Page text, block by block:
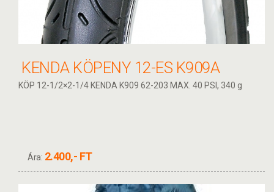
KENDA KÖPENY 12-ES K909A
KÖP 12-1/2×2-1/4 KENDA K909 62-203 MAX. 40 PSI, 340 g
Ára: 2.400,- FT